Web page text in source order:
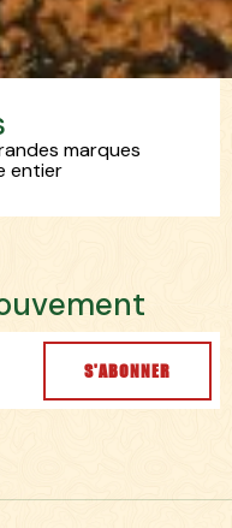
marques
entier
uvement
S'ABONNER